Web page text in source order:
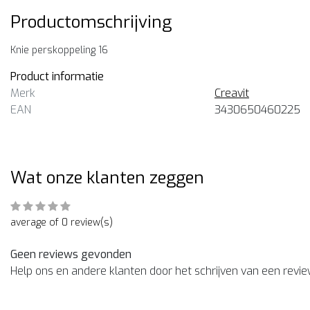
Productomschrijving
Knie perskoppeling 16
Product informatie
Merk
Creavit
EAN
3430650460225
Wat onze klanten zeggen
average of 0 review(s)
Geen reviews gevonden
Help ons en andere klanten door het schrijven van een